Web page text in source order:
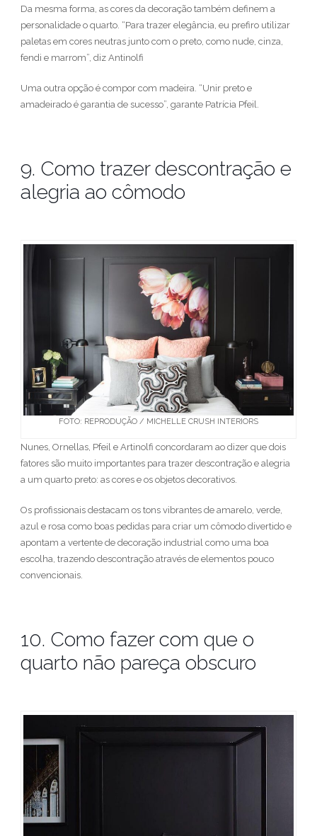
Da mesma forma, as cores da decoração também definem a
personalidade o quarto. “Para trazer elegância, eu prefiro utilizar
paletas em cores neutras junto com o preto, como nude, cinza,
fendi e marrom”, diz Antinolfi
Uma outra opção é compor com madeira. “Unir preto e
amadeirado é garantia de sucesso”, garante Patrícia Pfeil.
9. Como trazer descontração e
alegria ao cômodo
FOTO: REPRODUÇÃO / MICHELLE CRUSH INTERIORS
Nunes, Ornellas, Pfeil e Artinolfi concordaram ao dizer que dois
fatores são muito importantes para trazer descontração e alegria
a um quarto preto: as cores e os objetos decorativos.
Os profissionais destacam os tons vibrantes de amarelo, verde,
azul e rosa como boas pedidas para criar um cômodo divertido e
apontam a vertente de decoração industrial como uma boa
escolha, trazendo descontração através de elementos pouco
convencionais.
10. Como fazer com que o
quarto não pareça obscuro